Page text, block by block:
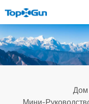
Дом
Мини-